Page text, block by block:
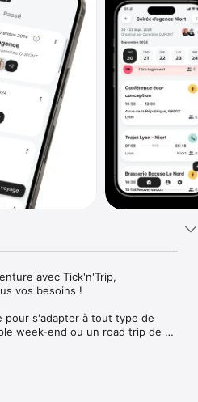
avec Tick'n'Trip,
vos besoins !
pour s'adapter à tout type de
week-end ou un road trip de